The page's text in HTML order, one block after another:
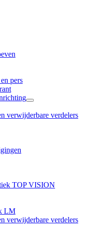
pers
verwijderbare verdelers
TOP VISION
LM
verwijderbare verdelers